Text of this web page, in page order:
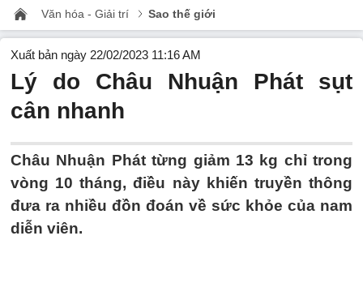
Văn hóa - Giải trí Sao thế giới
Xuất bản ngày 22/02/2023 11:16 AM
Lý do Châu Nhuận Phát sụt
cân nhanh
Châu Nhuận Phát từng giảm 13 kg chỉ trong
vòng 10 tháng, điều này khiến truyền thông
đưa ra nhiều đồn đoán về sức khỏe của nam
diễn viên.